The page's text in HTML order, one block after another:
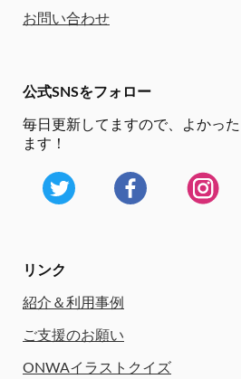
お問い合わせ
公式SNSをフォロー
毎日更新してますので、
よかっ
ます！
リンク
紹介＆利用事例
ご支援のお願い
ONWAイラストクイズ